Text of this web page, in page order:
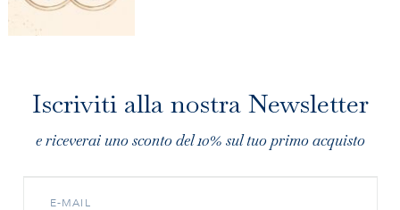
Iscriviti alla nostra Newsletter
e riceverai uno sconto del 10% sul tuo primo acquisto